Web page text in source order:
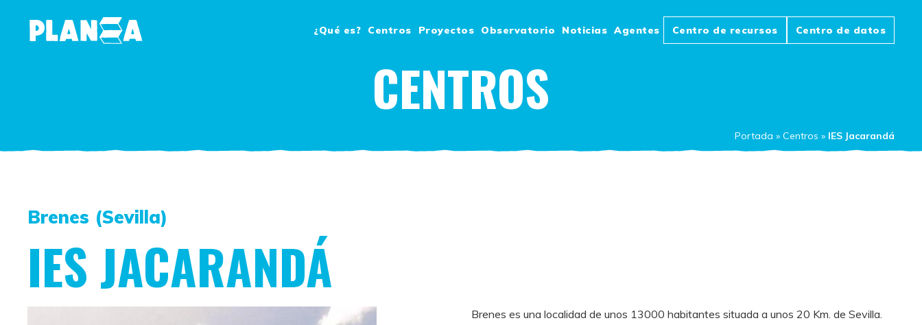
¿Qué es? Centros Proyectos Observatorio Noticias Agentes Centro de recursos Centro de datos
CENTROS
Portada » Centros » IES Jacarandá
Brenes (Sevilla)
IES JACARANDÁ
Brenes es una localidad de unos 13000 habitantes situada a unos 20 Km. de Sevilla.